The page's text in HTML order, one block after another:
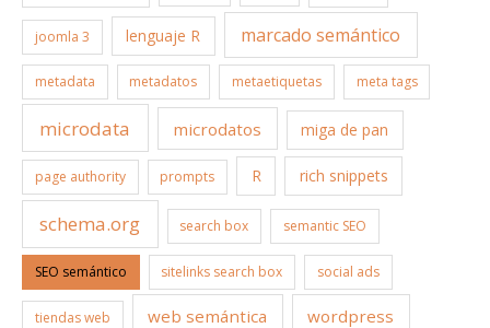
joomla 3 lenguaje R marcado semántico
metadata metadatos metaetiquetas meta tags
microdata microdatos miga de pan
page authority prompts R rich snippets
schema.org search box semantic SEO
SEO semántico sitelinks search box social ads
tiendas web web semántica wordpress